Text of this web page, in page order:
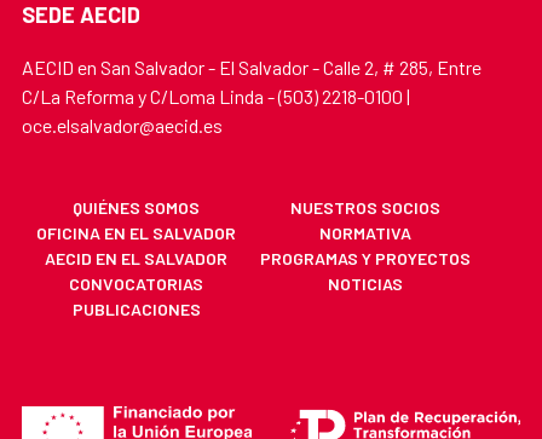
SEDE AECID
AECID en San Salvador - El Salvador - Calle 2, # 285, Entre
C/La Reforma y C/Loma Linda - (503) 2218-0100 |
oce.elsalvador@aecid.es
QUIÉNES SOMOS
NUESTROS SOCIOS
OFICINA EN EL SALVADOR
NORMATIVA
AECID EN EL SALVADOR
PROGRAMAS Y PROYECTOS
CONVOCATORIAS
NOTICIAS
PUBLICACIONES